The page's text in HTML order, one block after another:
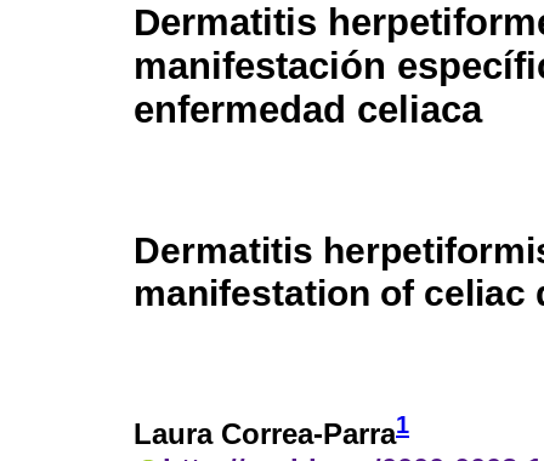
Dermatitis
manifestación
enfermedad celiaca
Dermatitis
manifestation of celiac
Laura Correa-Parra1